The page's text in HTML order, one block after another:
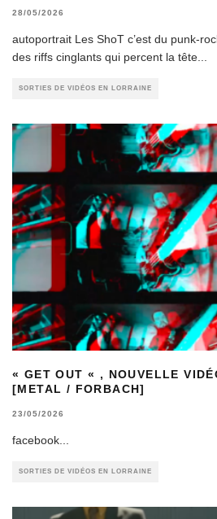
28/05/2026
autoportrait Les ShoT c’est du punk-
des riffs cinglants qui percent la tête
SORTIES DE VIDÉOS EN LORRAINE
« GET OUT « , NOUVELLE
[METAL / FORBACH]
23/05/2026
facebook
SORTIES DE VIDÉOS EN LORRAINE